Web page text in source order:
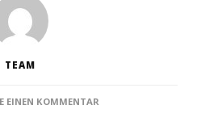
TEAM
EINEN KOMMENTAR